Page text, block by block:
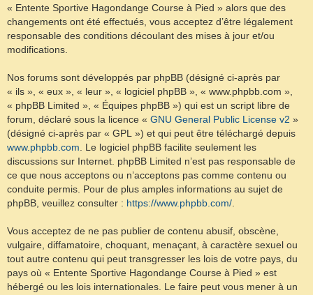
« Entente Sportive Hagondange Course à Pied » alors que des
changements ont été effectués, vous acceptez d’être légalement
responsable des conditions découlant des mises à jour et/ou
modifications.
Nos forums sont développés par phpBB (désigné ci-après par
« ils », « eux », « leur », « logiciel phpBB », « www.phpbb.com »,
« phpBB Limited », « Équipes phpBB ») qui est un script libre de
forum, déclaré sous la licence « GNU General Public License v2 »
(désigné ci-après par « GPL ») et qui peut être téléchargé depuis
www.phpbb.com . Le logiciel phpBB facilite seulement les
discussions sur Internet. phpBB Limited n’est pas responsable de
ce que nous acceptons ou n’acceptons pas comme contenu ou
conduite permis. Pour de plus amples informations au sujet de
phpBB, veuillez consulter : https://www.phpbb.com/
Vous acceptez de ne pas publier de contenu abusif, obscène,
vulgaire, diffamatoire, choquant, menaçant, à caractère sexuel ou
tout autre contenu qui peut transgresser les lois de votre pays, du
pays où « Entente Sportive Hagondange Course à Pied » est
hébergé ou les lois internationales. Le faire peut vous mener à un